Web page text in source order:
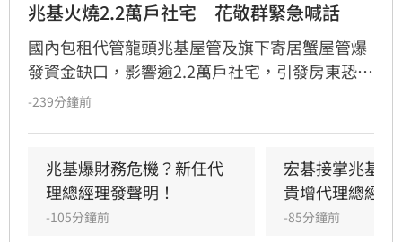
兆基火燒2.2萬戶社宅　花敬群緊急喊話
國內包租代管龍頭兆基屋管及旗下寄居蟹屋管爆
發資金缺口，影響逾2.2萬戶社宅，引發房東恐
慌。國家住都中心董事長花敬群今（10）日召開
協助專區」，協調六都租賃公會協助受影響房東
與房客轉換業者。花敬群呼籲兆基應配合想解約
的屋主，首要目標是確保社宅包租代管業務穩
-239分鐘前
兆基爆財務危機？新任代
理總經理發聲明！
-105分鐘前
宏碁接掌兆基2
貴增代理總經理
-85分鐘前